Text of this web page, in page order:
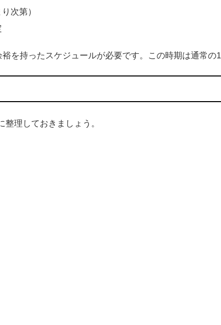
次第）
を持ったスケジュールが必要です。この時期は通常の
理しておきましょう。